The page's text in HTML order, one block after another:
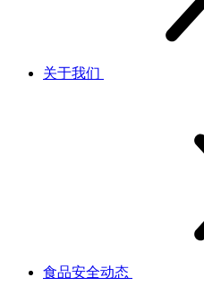
关于我们
食品安全动态